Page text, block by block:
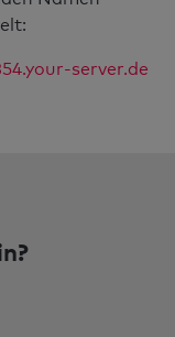
server.de